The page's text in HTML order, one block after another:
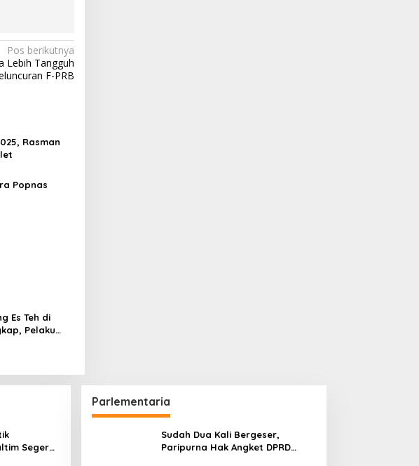
Pos berikutnya
Lebih Tangguh
F-PRB
Rasman
Popnas
Es Teh di
Pelaku
Segera
Parlementaria
Sudah Dua Kali Bergeser,
Paripurna Hak Angket DPRD